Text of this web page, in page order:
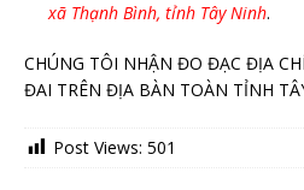
xã Thạnh Bình, tỉnh Tây Ninh.
CHÚNG TÔI NHẬN ĐO ĐẠC ĐỊA
ĐAI TRÊN ĐỊA BÀN TOÀN TỈNH
Post Views: 501